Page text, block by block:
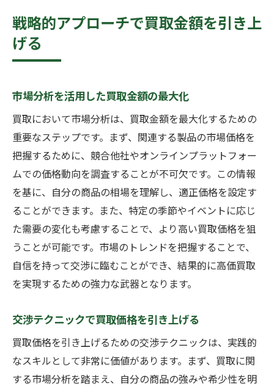
戦略的アプローチで買取金額を引き上
げる
市場分析を活用した買取金額の最大化
買取において市場分析は、買取金額を最大化するための
重要なステップです。まず、関連する製品の市場価格を
把握するために、競合他社やオンラインプラットフォー
ムでの価格動向を調査することが不可欠です。この情報
を基に、自分の商品の相場を理解し、適正価格を設定す
ることができます。また、特定の季節やイベントに応じ
た需要の変化も考慮することで、より高い買取価格を狙
うことが可能です。市場のトレンドを把握することで、
自信を持って交渉に臨むことができ、結果的に高価買取
を実現するための強力な武器となります。
交渉テクニックで買取価格を引き上げる
買取価格を引き上げるための交渉テクニックは、実践的
なスキルとして非常に価値があります。まず、買取に関
する市場分析を踏まえ、自分の商品の強みや希少性を明